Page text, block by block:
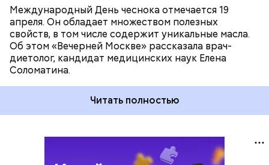
Международный День чеснока отмечается 19
апреля. Он обладает множеством полезных
свойств, в том числе содержит уникальные масла.
Об этом «Вечерней Москве» рассказала врач-
диетолог, кандидат медицинских наук Елена
Соломатина.
Читать полностью